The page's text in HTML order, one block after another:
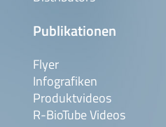
Publikationen
Flyer
Infografiken
Produktvideos
R-BioTube Videos